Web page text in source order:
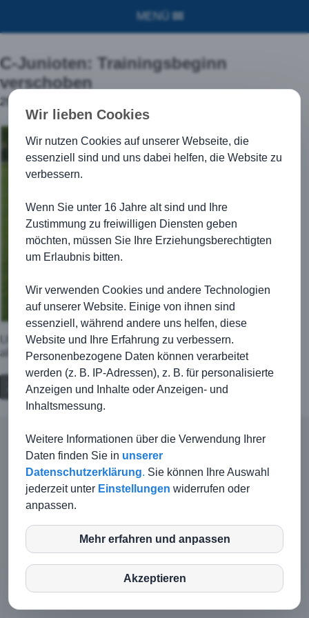
MENÜ
C-Junioten: Trainingsbeginn
verschoben
29.08.2017
Uhrzeit bleibt wie ursprünglich geplant um 17.30 Uhr,
allerdings leider erst eine Woche später.
Zurück
© TSG Kirchberg-Jagst |Kontakt
Haftungsausschluss|
Datenschutz
Login-Intern
Wir lieben Cookies
Wir nutzen Cookies auf unserer Webseite, die
essenziell sind und uns dabei helfen, die Website zu
verbessern.
Wenn Sie unter 16 Jahre alt sind und Ihre
Zustimmung zu freiwilligen Diensten geben
möchten, müssen Sie Ihre Erziehungsberechtigten
um Erlaubnis bitten.
Wir verwenden Cookies und andere Technologien
auf unserer Website. Einige von ihnen sind
essenziell, während andere uns helfen, diese
Website und Ihre Erfahrung zu verbessern.
Personenbezogene Daten können verarbeitet
werden (z. B. IP-Adressen), z. B. für personalisierte
Anzeigen und Inhalte oder Anzeigen- und
Inhaltsmessung.
Weitere Informationen über die Verwendung Ihrer
Daten finden Sie in unserer
Datenschutzerklärung. Sie können Ihre Auswahl
jederzeit unter Einstellungen widerrufen oder
anpassen.
inCMS
Mehr erfahren und anpassen
Akzeptieren